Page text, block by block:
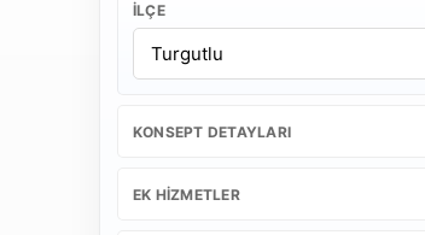
İLÇE
KONSEPT DETAYLARI
EK HIZMETLER